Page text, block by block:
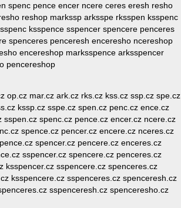
spenc pence encer ncere ceres eresh resho
reshop markssp arksspe rksspen ksspenc
ksspence sspencer spencere penceres
spenceres penceresh enceresho ncereshop
encereshop marksspence arksspencer
pencereshop
op.cz mar.cz ark.cz rks.cz kss.cz ssp.cz spe.cz
kssp.cz sspe.cz spen.cz penc.cz ence.cz
spenc.cz pence.cz encer.cz ncere.cz
spence.cz pencer.cz encere.cz nceres.cz
spencer.cz pencere.cz enceres.cz
sspencer.cz spencere.cz penceres.cz
ksspencer.cz sspencere.cz spenceres.cz
ksspencere.cz sspenceres.cz spenceresh.cz
sspenceresh.cz spenceresho.cz